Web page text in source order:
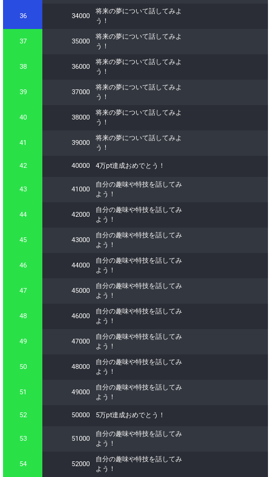
118 260000 どんどん花火をあげよう！
どんどん花火をあげよう！
どんどん花火をあげよう！
30万pt達成おめでとう！オリ
the live performance.
(once a day)! You can also charge
Show Gold to purchase gifts
(available from 1 JPY)! When you
continue to send gifts to the
performer(s), the performer's
popularity ranking and your
ranking go up.
send them gifts.
To send performers paid items,
you must use Show Gold.
Comments
refrain from posting comments
other users.
36 34000
将来の夢について話してみよ
う！
37 35000
将来の夢について話してみよ
う！
38 36000
将来の夢について話してみよ
う！
39 37000
将来の夢について話してみよ
う！
40 38000
将来の夢について話してみよ
う！
41 39000
将来の夢について話してみよ
う！
42 40000 4万pt達成おめでとう！
43 41000
自分の趣味や特技を話してみ
よう！
44 42000
自分の趣味や特技を話してみ
よう！
45 43000
自分の趣味や特技を話してみ
よう！
46 44000
自分の趣味や特技を話してみ
よう！
47 45000
自分の趣味や特技を話してみ
よう！
48 46000
自分の趣味や特技を話してみ
よう！
49 47000
自分の趣味や特技を話してみ
よう！
50 48000
自分の趣味や特技を話してみ
よう！
51 49000
自分の趣味や特技を話してみ
よう！
52 50000 5万pt達成おめでとう！
53 51000
自分の趣味や特技を話してみ
よう！
54 52000
自分の趣味や特技を話してみ
よう！